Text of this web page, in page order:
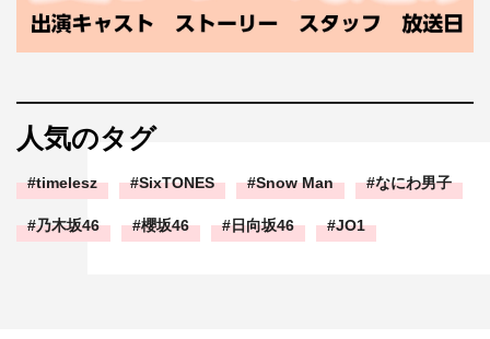
人気のタグ
timelesz SixTONES Snow Man なにわ男子
乃木坂46 櫻坂46 日向坂46 JO1